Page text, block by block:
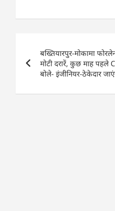
c
b
o
o
k
at
A
p
p
k
dI
n
navigation
बख्तियारपुर-मोकामा
मोटी दरारें, कुछ माह पहले
बोले- इंजीनियर-ठेकेदार